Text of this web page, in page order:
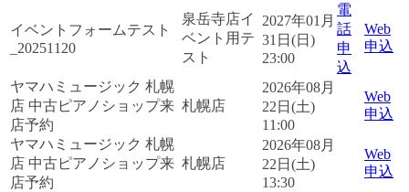
イベントフォームテスト
_20251120
泉岳寺店イ
ベント用テ
スト
2027年01月
31日(日)
23:00
電
話
申
込
Web
申込
ヤマハミュージック 札幌
店 中古ピアノショップ来
店予約
札幌店
2026年08月
22日(土)
11:00
Web
申込
ヤマハミュージック 札幌
店 中古ピアノショップ来
店予約
札幌店
2026年08月
22日(土)
13:30
Web
申込